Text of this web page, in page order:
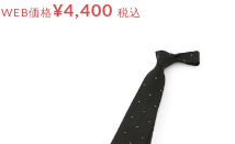
WEB価格¥4,400 税込